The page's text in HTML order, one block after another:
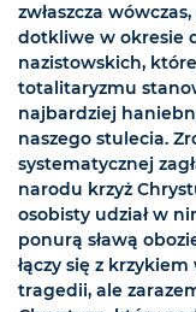
zwłaszcza
dotkliwe w okresie
nazistowskich,
totalitaryzmu
najbardziej
naszego stulecia.
systematycznej
narodu krzyż
osobisty udział w
ponurą sławą
łączy się z
tragedii, ale